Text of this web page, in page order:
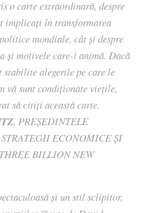
o carte extraordinară, despre
implicaţi în transformarea
mondiale, cât şi despre
şi motivele care-i animă. Dacă
stabilite alegerile pe care le
vă sunt condiţionate vieţile,
să citiţi această carte.
, PREŞEDINTELE
ECONOMICE ŞI
BILLION NEW
şi un stil sclipitor,